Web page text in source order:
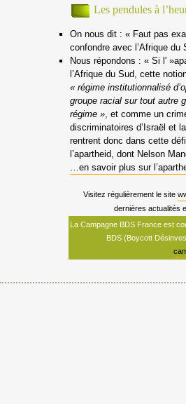
Les pendules
On nous dit :« Faut pas
confondre avec l’Afrique du
Nous répondons : « Si l'
l’Afrique du Sud, cette
« régime institutionnalisé
groupe racial sur tout autre
régime », et comme un
discriminatoires d’Israël et
rentrent donc dans cette
l’apartheid, dont Nelson
…en savoir plus sur
Visitez régulièrement le site
dernières actualités
La Campagne BDS France est
BDS (Boycott